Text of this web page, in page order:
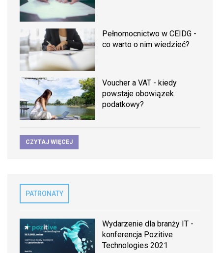
Pełnomocnictwo w CEIDG -
co warto o nim wiedzieć?
Voucher a VAT - kiedy
powstaje obowiązek
podatkowy?
CZYTAJ WIĘCEJ
PATRONATY
Wydarzenie dla branży IT -
konferencja Pozitive
Technologies 2021